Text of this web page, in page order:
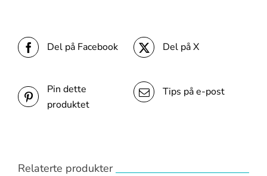
Del på Facebook Del på X
Pin dette
produktet
Tips på e-post
Relaterte produkter